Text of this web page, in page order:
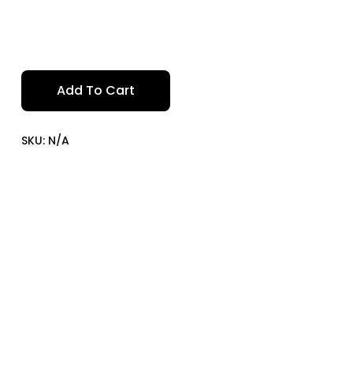
Add To Cart
SKU: N/A